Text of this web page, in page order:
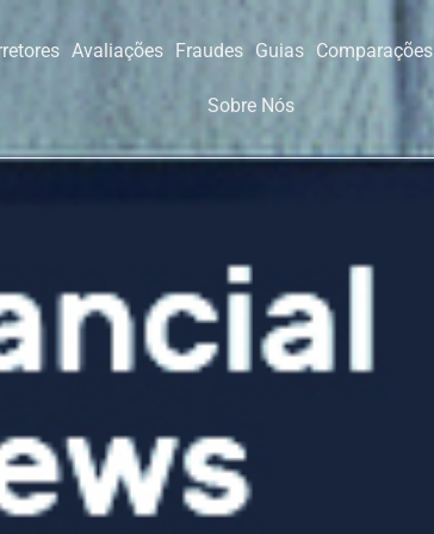
Avaliações Fraudes Guias Comparações
Sobre Nós